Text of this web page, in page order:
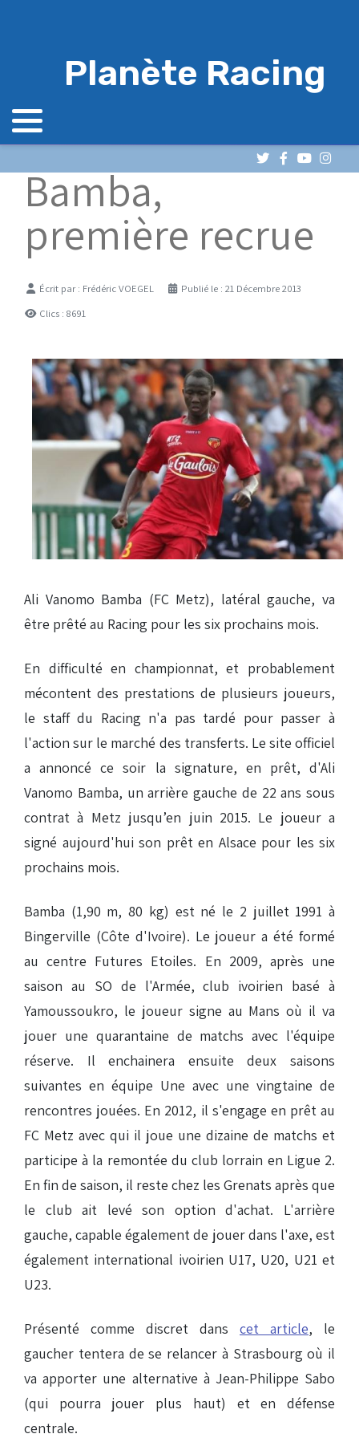
Planète Racing
Bamba,
première recrue
DétailsÉcrit par : Frédéric VOEGEL
Publié le : 21 Décembre 2013
Clics : 8691
Ali Vanomo Bamba (FC Metz), latéral gauche, va
être prêté au Racing pour les six prochains mois.
En difficulté en championnat, et probablement
mécontent des prestations de plusieurs joueurs,
le staff du Racing n'a pas tardé pour passer à
l'action sur le marché des transferts. Le site officiel
a annoncé ce soir la signature, en prêt, d'Ali
Vanomo Bamba, un arrière gauche de 22 ans sous
contrat à Metz jusqu’en juin 2015. Le joueur a
signé aujourd'hui son prêt en Alsace pour les six
prochains mois.
Bamba (1,90 m, 80 kg) est né le 2 juillet 1991 à
Bingerville (Côte d'Ivoire). Le joueur a été formé
au centre Futures Etoiles. En 2009, après une
saison au SO de l'Armée, club ivoirien basé à
Yamoussoukro, le joueur signe au Mans où il va
jouer une quarantaine de matchs avec l'équipe
réserve. Il enchainera ensuite deux saisons
suivantes en équipe Une avec une vingtaine de
rencontres jouées. En 2012, il s'engage en prêt au
FC Metz avec qui il joue une dizaine de matchs et
participe à la remontée du club lorrain en Ligue 2.
En fin de saison, il reste chez les Grenats après que
le club ait levé son option d'achat. L'arrière
gauche, capable également de jouer dans l'axe, est
également international ivoirien U17, U20, U21 et
U23.
Présenté comme discret dans cet article, le
gaucher tentera de se relancer à Strasbourg où il
va apporter une alternative à Jean-Philippe Sabo
(qui pourra jouer plus haut) et en défense
centrale.